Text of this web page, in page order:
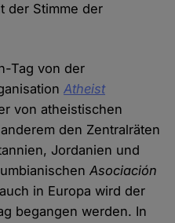
der Stimme der
Tag von der
Atheist
von atheistischen
den Zentralräten
Jordanien und
Asociación
in Europa wird der
begangen werden. In